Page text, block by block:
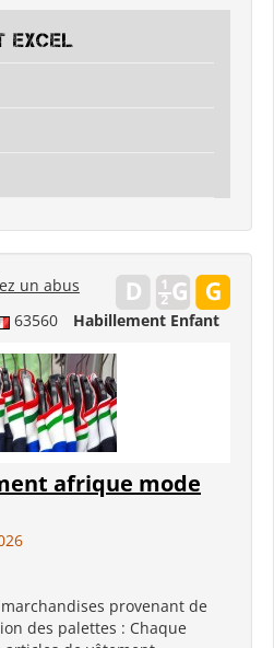
EXCEL
63560 Habillement Enfant
un abus
afrique mode
provenant de
des palettes : Chaque